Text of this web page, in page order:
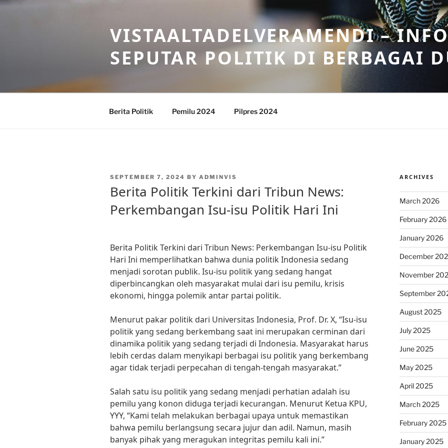
Skip
VISTAALTADELVERAMENDI –
SEPUTAR POLITIK DI BERBAGAI
Berita Politik Pemilu 2024 Pilpres 2024
POSTED
SEPTEMBER 7, 2024 BY ADMINVIS
Berita Politik Terkini dari Tribun News:
Perkembangan Isu-isu Politik Hari Ini
Berita Politik Terkini dari Tribun News: Perkembangan Isu-isu Politik
Hari Ini memperlihatkan bahwa dunia politik Indonesia sedang
menjadi sorotan publik. Isu-isu politik yang sedang hangat
diperbincangkan oleh masyarakat mulai dari isu pemilu, krisis
ekonomi, hingga polemik antar partai politik.
Menurut pakar politik dari Universitas Indonesia, Prof. Dr. X, “Isu-isu
politik yang sedang berkembang saat ini merupakan cerminan dari
dinamika politik yang sedang terjadi di Indonesia. Masyarakat harus
lebih cerdas dalam menyikapi berbagai isu politik yang berkembang
agar tidak terjadi perpecahan di tengah-tengah masyarakat.”
Salah satu isu politik yang sedang menjadi perhatian adalah isu
pemilu yang konon diduga terjadi kecurangan. Menurut Ketua KPU,
YYY, “Kami telah melakukan berbagai upaya untuk memastikan
bahwa pemilu berlangsung secara jujur dan adil. Namun, masih
banyak pihak yang meragukan integritas pemilu kali ini.”
ARCHIVES
March 2026
February 2026
January 2026
December
November
September
August 2025
July 2025
June 2025
May 2025
April 2025
March 2025
February 2025
January 2025